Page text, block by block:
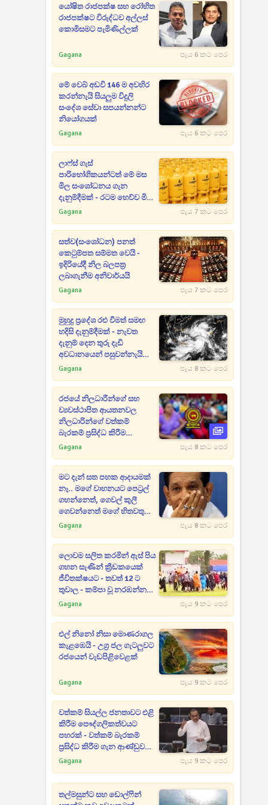
යෝෂිත රාජපක්ෂ සහ රෝහිත
රාජපක්ෂට විරුද්ධව අල්ලස්
කොමිසමට පැමිණිල්ලක්
Gagana පැය 6 කට පෙර
මේ වෙබ් අඩවි 146 ම අවහිර
කරන්නැයි සියලුම විදුලි
සංදේශ සේවා සපයන්නන්ට
නියෝගයක්
Gagana පැය 6 කට පෙර
ලාෆ්ස් ගැස්
පාරිභෝගිකයන්ටත් මේ මස
මිල සංශෝධනය ගැන
දැනුම්දීමක් - රටම හෙව්ව මිල
ගණන් මෙන්න
Gagana පැය 7 කට පෙර
සත්ව(සංශෝධන) පනත්
කෙටුම්පත සම්මත වෙයි -
ඉදිරියේදී නිල බලපත්‍ර
ලබාගැනීම අනිවාර්යයි
Gagana පැය 7 කට පෙර
මුහුදු ප්‍රදේශ රළු වීමත් සමඟ
හදිසි දැනුම්දීමක් - නැවත
දැනුම් දෙන තුරු දැඩි
අවධානයෙන් පසුවන්නැයි
දන්වයි
Gagana පැය 8 කට පෙර
රජයේ නිලධාරීන්ගේ සහ
ව්‍යවස්ථාපිත ආයතනවල
නිලධාරින්ගේ වත්කම්
බැරකම් ප්‍රසිද්ධ කිරීම
සම්බන්ධයෙන් සංශෝධනයක්
Gagana පැය 8 කට පෙර
මට දැන් සත පහක ආදායමක්
නෑ.. මගේ වාහනයට පෙට්‍රල්
ගහන්නෙත්, ගෙවල් කුලී
ගෙවන්නෙත් මගේ හිතවතුන්
- දේශපාලනේට ආවැයින් වූ
Gagana පැය 8 කට පෙර
ලොවම සලිත කරමින් ඇස් පිය
ගහන සැණින් ක්‍රීඩකයෙක්
ජීවිතක්ෂයට - තවත් 12 ට
තුවාල - කම්පා වූ නරඹන්නන්
සියලු දෙනා පිටියට දුවන් එයි
Gagana පැය 9 කට පෙර
එල් නිනෝ නිසා මොණරාගල
කැළඹෙයි - උග්‍ර ජල ගැටලුවට
රජයෙන් වැඩපිළිවෙළක්
Gagana පැය 9 කට පෙර
වත්කම් සියල්ල ජනතාවට එළි
කිරීම පෞද්ගලිකත්වයට
පහරක් - වත්කම් බැරකම්
ප්‍රසිද්ධ කිරීම ගැන ආණ්ඩුව
ගන්න යන අලුත්ම තීරණය
Gagana පැය 9 කට පෙර
තල්මසුන්ට සහ ඩොල්ෆින්